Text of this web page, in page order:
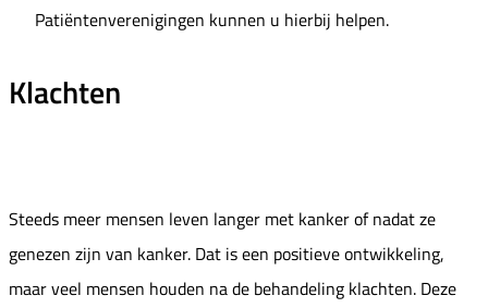
Patiëntenverenigingen kunnen u hierbij helpen.
Klachten
Steeds meer mensen leven langer met kanker of nadat ze
genezen zijn van kanker. Dat is een positieve ontwikkeling,
maar veel mensen houden na de behandeling klachten. Deze